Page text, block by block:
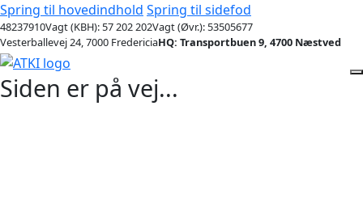
Spring til hovedindhold Spring til sidefod
48237910Vagt (KBH): 57 202 202Vagt (Øvr.): 53505677
Vesterballevej 24, 7000 FredericiaHQ: Transportbuen 9, 4700 Næstved
Siden er på vej...